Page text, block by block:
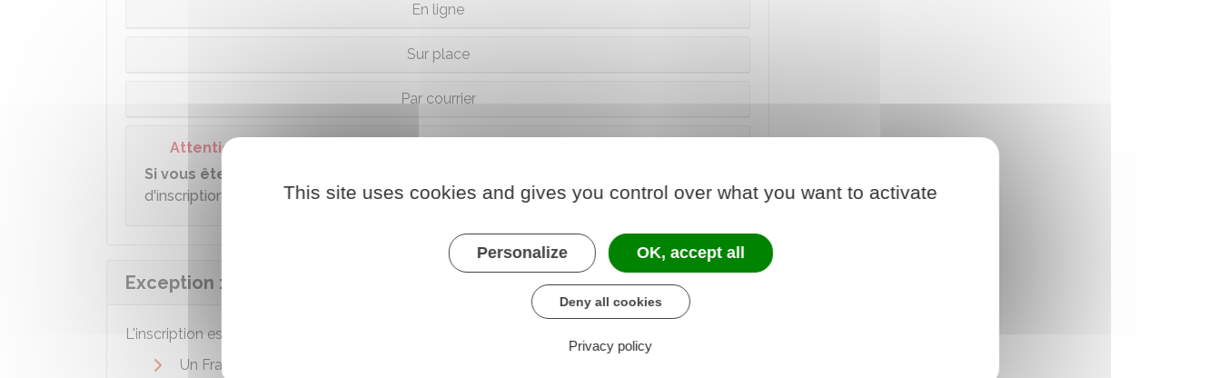
En ligne
Sur place
Par courrier
Attention
Si vous êtes électeur de Nouvelle-Calédonie
d'inscription
Exception : l'inscription automatique
L'inscription est automatique pour les personnes suivantes :
Un Français
This site uses cookies and gives you control over what you want to activate
Personalize OK, accept all
Deny all cookies
Privacy policy